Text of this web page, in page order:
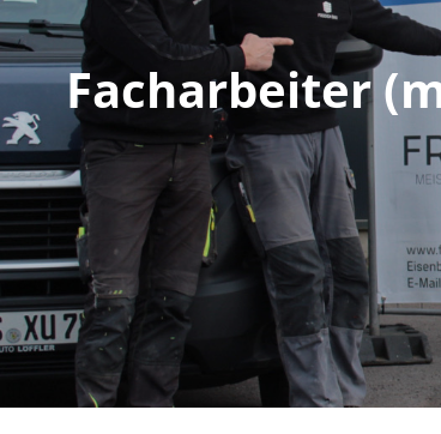
Facharbeiter